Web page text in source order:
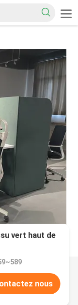
vert haut de
nous